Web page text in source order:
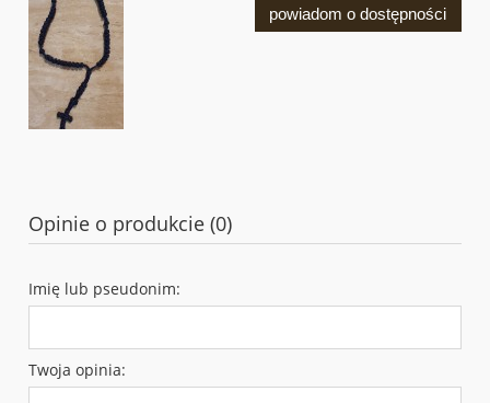
powiadom o dostępności
Opinie o produkcie (0)
Imię lub pseudonim:
Twoja opinia: